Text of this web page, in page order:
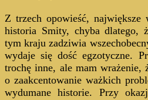
Z trzech opowieść, największe
historia Smity, chyba dlatego,
tym kraju zadziwia
wydaje się dość egzotyczne.
trochę inne, ale mam wrażenie,
o zaakcentowanie ważkich
wydumane historie. Przy